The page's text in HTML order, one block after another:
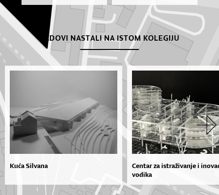
RADOVI NASTALI NA ISTOM KOLEGIJU
Kuća Silvana
Centar za istraživanje i
vodika